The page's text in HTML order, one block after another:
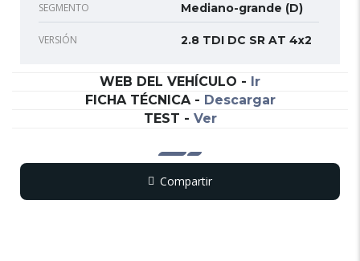
SEGMENTO Mediano-grande (D)
VERSIÓN 2.8 TDI DC SR AT 4x2
WEB DEL VEHÍCULO - Ir
FICHA TÉCNICA- Descargar
TEST - Ver
Compartir
CopyWhatsApp
Messenger
Email
Print